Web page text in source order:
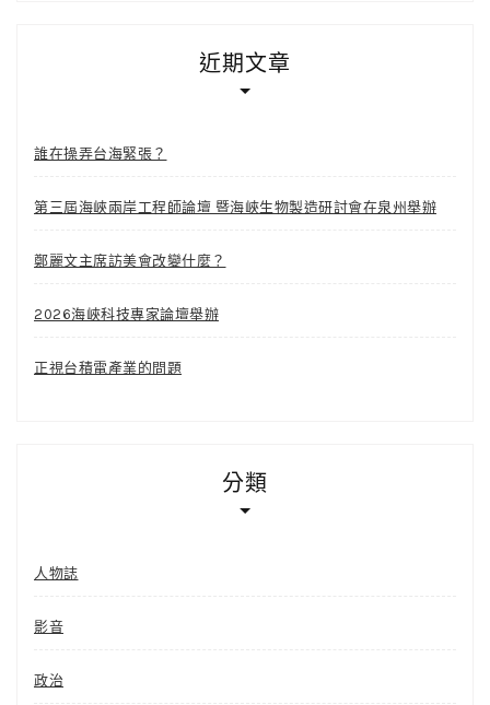
近期文章
誰在操弄台海緊張？
第三屆海峽兩岸工程師論壇 暨海峽生物製造研討會在泉州舉辦
鄭麗文主席訪美會改變什麼？
2026海峽科技專家論壇舉辦
正視台積電產業的問題
分類
人物誌
影音
政治